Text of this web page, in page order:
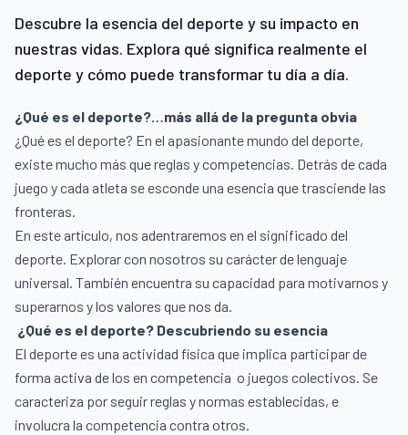
Descubre la esencia del deporte y su impacto en
nuestras vidas. Explora qué significa realmente el
deporte y cómo puede transformar tu día a día.
¿Qué es el deporte?…más allá de la pregunta obvia
¿Qué es el deporte? En el apasionante mundo del deporte,
existe mucho más que reglas y competencias. Detrás de cada
juego y cada atleta se esconde una esencia que trasciende las
fronteras.
En este artículo, nos adentraremos en el significado del
deporte. Explorar con nosotros su carácter de lenguaje
universal. También encuentra su capacidad para motivarnos y
superarnos y los valores que nos da.
¿Qué es el deporte? Descubriendo su esencia
El deporte es una actividad física que implica participar de
forma activa de los en competencia o juegos colectivos. Se
caracteriza por seguir reglas y normas establecidas, e
involucra la competencia contra otros.